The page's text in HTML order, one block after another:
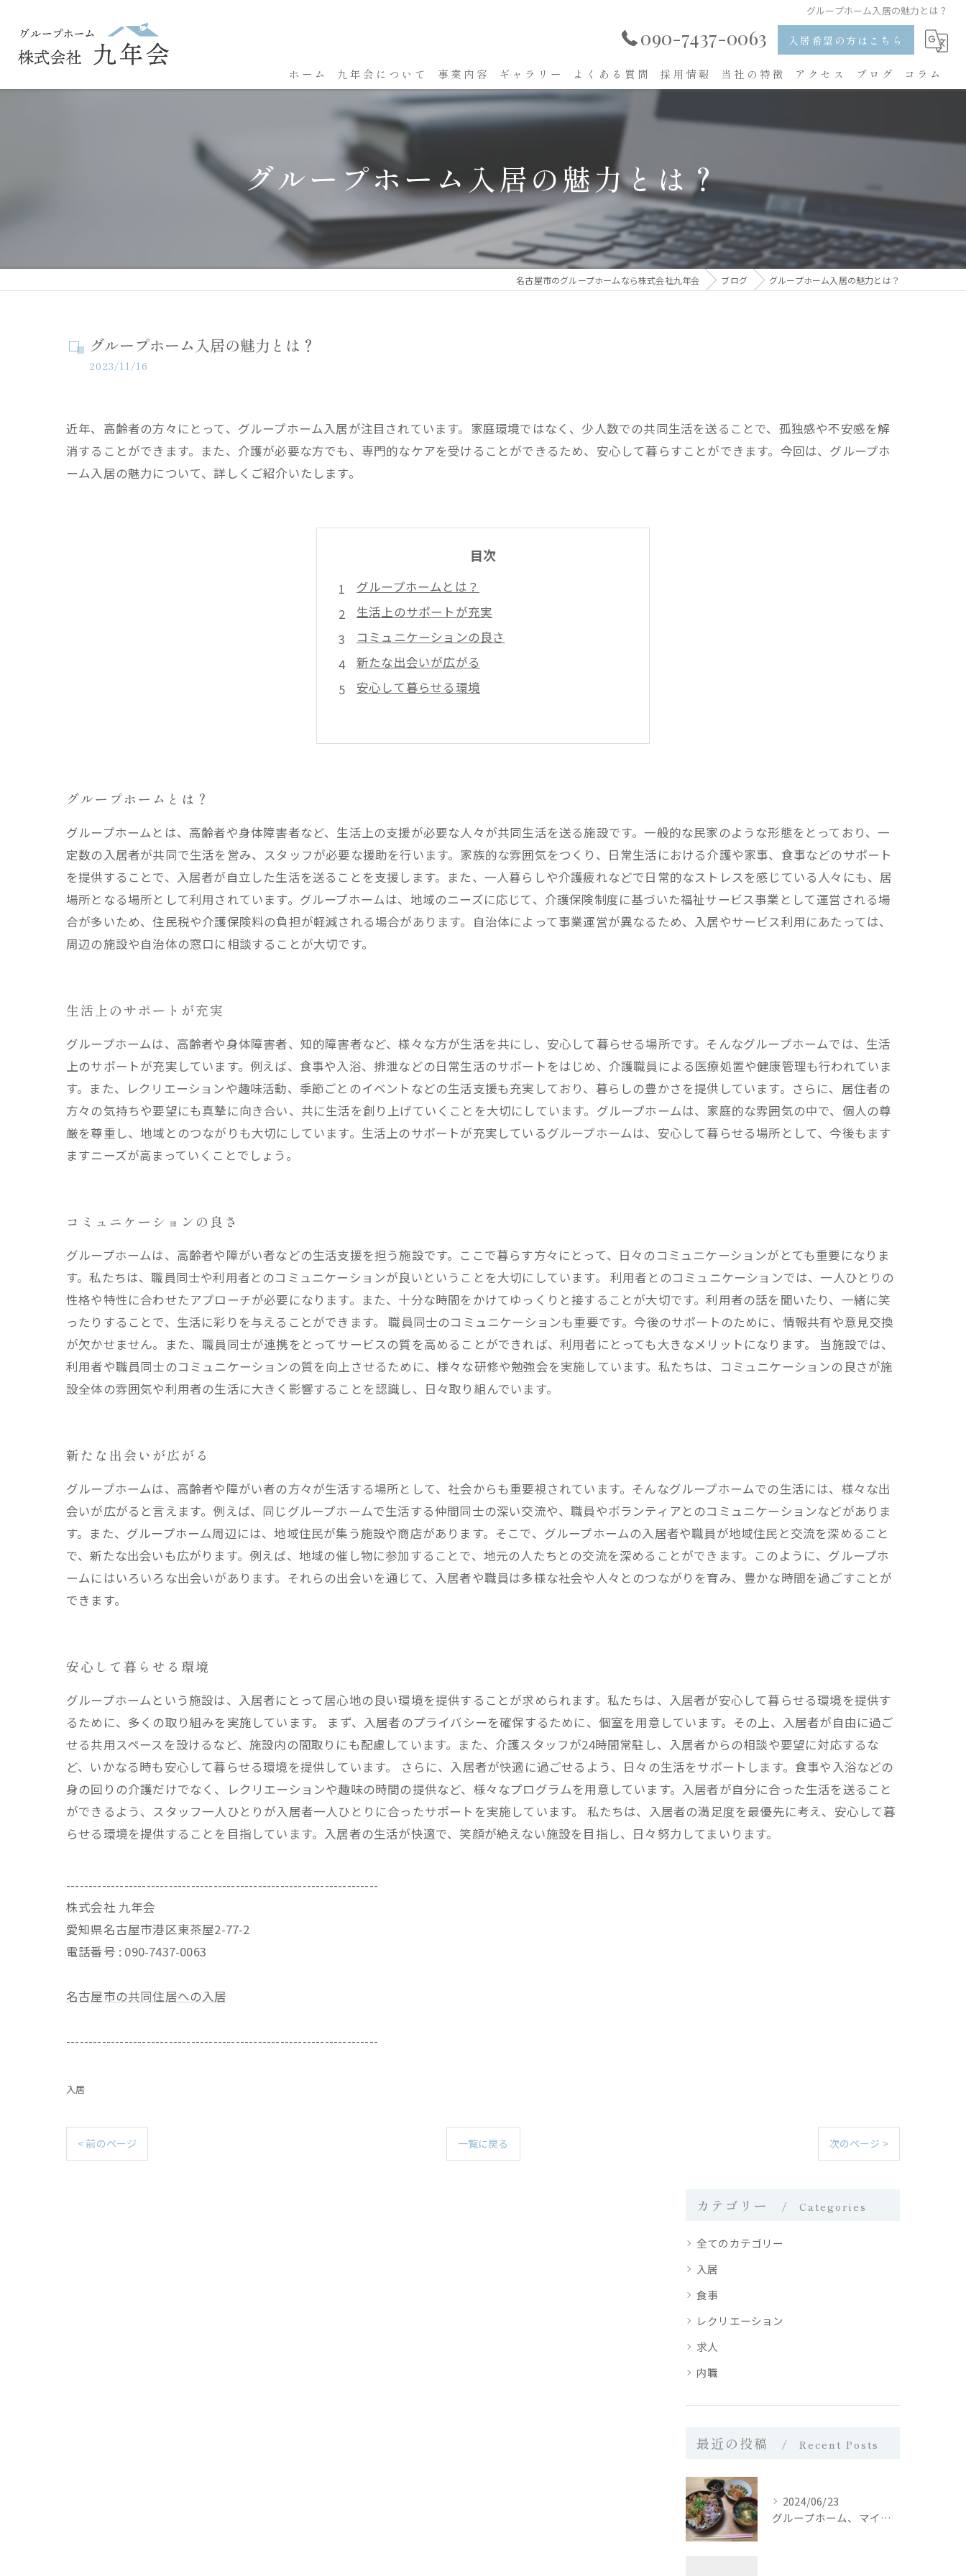
グループホーム入居の魅力とは？
090-7437-0063 入居希望の方はこちら
ホーム 九年会について 事業内容 ギャラリー よくある質問 採用情報 当社の特徴
レクリエーション
求人
内職
看護
アクセス ブログ コラム
グループホーム入居の魅力とは？
名古屋市のグループホームなら株式会社九年会 ブログ グループホーム入居の魅力とは？
グループホーム入居の魅力とは？
2023/11/16
近年、高齢者の方々にとって、グループホーム入居が注目されています。家庭環境ではなく、少人数での共同生活を送ることで、孤独感や不安感を解
消することができます。また、介護が必要な方でも、専門的なケアを受けることができるため、安心して暮らすことができます。今回は、グループホ
ーム入居の魅力について、詳しくご紹介いたします。
目次
グループホームとは？
生活上のサポートが充実
コミュニケーションの良さ
新たな出会いが広がる
安心して暮らせる環境
グループホームとは？
グループホームとは、高齢者や身体障害者など、生活上の支援が必要な人々が共同生活を送る施設です。一般的な民家のような形態をとっており、一
定数の入居者が共同で生活を営み、スタッフが必要な援助を行います。家族的な雰囲気をつくり、日常生活における介護や家事、食事などのサポート
を提供することで、入居者が自立した生活を送ることを支援します。また、一人暮らしや介護疲れなどで日常的なストレスを感じている人々にも、居
場所となる場所として利用されています。グループホームは、地域のニーズに応じて、介護保険制度に基づいた福祉サービス事業として運営される場
合が多いため、住民税や介護保険料の負担が軽減される場合があります。自治体によって事業運営が異なるため、入居やサービス利用にあたっては、
周辺の施設や自治体の窓口に相談することが大切です。
生活上のサポートが充実
グループホームは、高齢者や身体障害者、知的障害者など、様々な方が生活を共にし、安心して暮らせる場所です。そんなグループホームでは、生活
上のサポートが充実しています。例えば、食事や入浴、排泄などの日常生活のサポートをはじめ、介護職員による医療処置や健康管理も行われていま
す。また、レクリエーションや趣味活動、季節ごとのイベントなどの生活支援も充実しており、暮らしの豊かさを提供しています。さらに、居住者の
方々の気持ちや要望にも真摯に向き合い、共に生活を創り上げていくことを大切にしています。グループホームは、家庭的な雰囲気の中で、個人の尊
厳を尊重し、地域とのつながりも大切にしています。生活上のサポートが充実しているグループホームは、安心して暮らせる場所として、今後もます
ますニーズが高まっていくことでしょう。
コミュニケーションの良さ
グループホームは、高齢者や障がい者などの生活支援を担う施設です。ここで暮らす方々にとって、日々のコミュニケーションがとても重要になりま
す。私たちは、職員同士や利用者とのコミュニケーションが良いということを大切にしています。 利用者とのコミュニケーションでは、一人ひとりの
性格や特性に合わせたアプローチが必要になります。また、十分な時間をかけてゆっくりと接することが大切です。利用者の話を聞いたり、一緒に笑
ったりすることで、生活に彩りを与えることができます。 職員同士のコミュニケーションも重要です。今後のサポートのために、情報共有や意見交換
が欠かせません。また、職員同士が連携をとってサービスの質を高めることができれば、利用者にとっても大きなメリットになります。 当施設では、
利用者や職員同士のコミュニケーションの質を向上させるために、様々な研修や勉強会を実施しています。私たちは、コミュニケーションの良さが施
設全体の雰囲気や利用者の生活に大きく影響することを認識し、日々取り組んでいます。
新たな出会いが広がる
グループホームは、高齢者や障がい者の方々が生活する場所として、社会からも重要視されています。そんなグループホームでの生活には、様々な出
会いが広がると言えます。例えば、同じグループホームで生活する仲間同士の深い交流や、職員やボランティアとのコミュニケーションなどがありま
す。また、グループホーム周辺には、地域住民が集う施設や商店があります。そこで、グループホームの入居者や職員が地域住民と交流を深めること
で、新たな出会いも広がります。例えば、地域の催し物に参加することで、地元の人たちとの交流を深めることができます。このように、グループホ
ームにはいろいろな出会いがあります。それらの出会いを通じて、入居者や職員は多様な社会や人々とのつながりを育み、豊かな時間を過ごすことが
できます。
安心して暮らせる環境
グループホームという施設は、入居者にとって居心地の良い環境を提供することが求められます。私たちは、入居者が安心して暮らせる環境を提供す
るために、多くの取り組みを実施しています。 まず、入居者のプライバシーを確保するために、個室を用意しています。その上、入居者が自由に過ご
せる共用スペースを設けるなど、施設内の間取りにも配慮しています。また、介護スタッフが24時間常駐し、入居者からの相談や要望に対応するな
ど、いかなる時も安心して暮らせる環境を提供しています。 さらに、入居者が快適に過ごせるよう、日々の生活をサポートします。食事や入浴などの
身の回りの介護だけでなく、レクリエーションや趣味の時間の提供など、様々なプログラムを用意しています。入居者が自分に合った生活を送ること
ができるよう、スタッフ一人ひとりが入居者一人ひとりに合ったサポートを実施しています。 私たちは、入居者の満足度を最優先に考え、安心して暮
らせる環境を提供することを目指しています。入居者の生活が快適で、笑顔が絶えない施設を目指し、日々努力してまいります。
----------------------------------------------------------------------
株式会社 九年会
愛知県名古屋市港区東茶屋2-77-2
電話番号 : 090-7437-0063
名古屋市の共同住居への入居
----------------------------------------------------------------------
入居
< 前のページ 一覧に戻る 次のページ >
カテゴリー Categories
全てのカテゴリー
入居
食事
レクリエーション
求人
内職
最近の投稿 Recent Posts
2024/06/23
グループホーム、マイホーム西日置では、皆さんに栄養バランスの...